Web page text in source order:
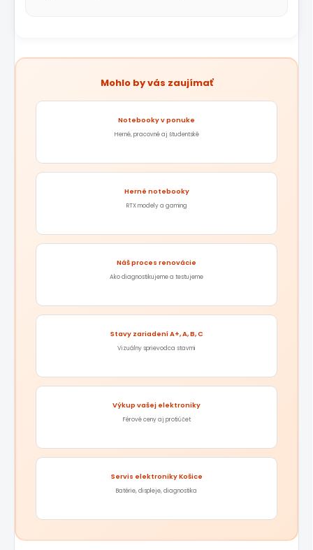
Mohlo by vás zaujímať
Notebooky v ponuke
Herné, pracovné aj študentské
Herné notebooky
RTX modely a gaming
Náš proces renovácie
Ako diagnostikujeme a testujeme
Stavy zariadení A+, A, B, C
Vizuálny sprievodca stavmi
Výkup vašej elektroniky
Férové ceny aj protiúčet
Servis elektroniky Košice
Batérie, displeje, diagnostika